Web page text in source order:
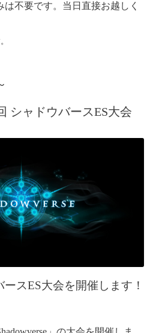
は不要です。当日直接お越しく
シャドウバースES大会
スES大会を開催します！